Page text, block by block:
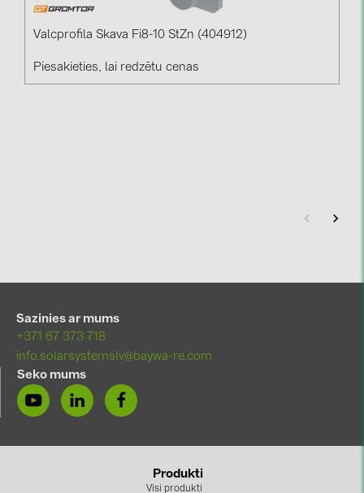
Valcprofila Skava Fi8-10 StZn (404912)
Piesakieties, lai redzētu cenas
Sazinies ar mums
+371 67 373 718
info.solarsystemslv@baywa-re.com
Seko mums
Produkti
Visi produkti